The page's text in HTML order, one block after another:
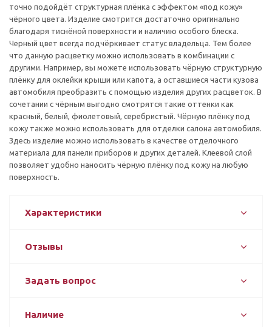
точно подойдёт структурная плёнка с эффектом «под кожу»
чёрного цвета. Изделие смотрится достаточно оригинально
благодаря тиснёной поверхности и наличию особого блеска.
Черный цвет всегда подчёркивает статус владельца. Тем более
что данную расцветку можно использовать в комбинации с
другими. Например, вы можете использовать чёрную структурную
плёнку для оклейки крыши или капота, а оставшиеся части кузова
автомобиля преобразить с помощью изделия других расцветок. В
сочетании с чёрным выгодно смотрятся такие оттенки как
красный, белый, фиолетовый, серебристый. Чёрную плёнку под
кожу также можно использовать для отделки салона автомобиля.
Здесь изделие можно использовать в качестве отделочного
материала для панели приборов и других деталей. Клеевой слой
позволяет удобно наносить чёрную плёнку под кожу на любую
поверхность.
Характеристики
Отзывы
Задать вопрос
Наличие